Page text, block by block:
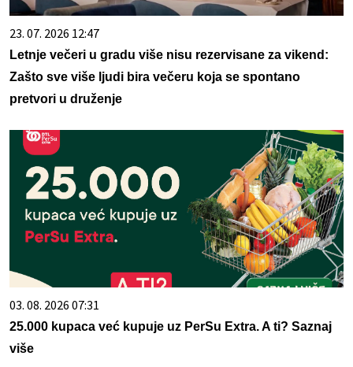
23. 07. 2026 12:47
Letnje večeri u gradu više nisu rezervisane za vikend:
Zašto sve više ljudi bira večeru koja se spontano
pretvori u druženje
03. 08. 2026 07:31
25.000 kupaca već kupuje uz PerSu Extra. A ti? Saznaj
više